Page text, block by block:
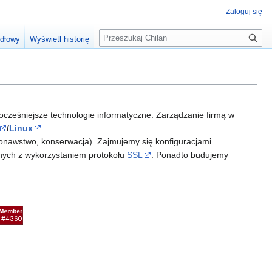
technologie informatyczne. Zarządzanie firmą w
/Linux
konserwacja). Zajmujemy się konfiguracjami
z wykorzystaniem protokołu SSL . Ponadto budujemy
Zaloguj się
Wyświetl historię
S
z
a